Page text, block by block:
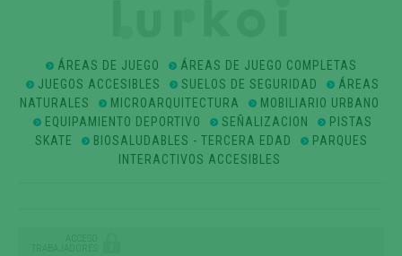
ÁREAS DE JUEGO
ÁREAS DE JUEGO COMPLETAS
JUEGOS ACCESIBLES
SUELOS DE SEGURIDAD
ÁREAS
NATURALES
MICROARQUITECTURA
MOBILIARIO URBANO
EQUIPAMIENTO DEPORTIVO
SEÑALIZACION
PISTAS
SKATE
BIOSALUDABLES - TERCERA EDAD
PARQUES
INTERACTIVOS ACCESIBLES
ACCESO
TRABAJADORES